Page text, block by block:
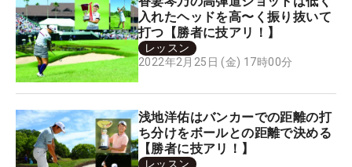
入れたヘッドを高〜く振り抜いて
打つ【勝者に技アリ！】
レッスン
2022年2月25日 (金) 17時00分
浅地洋佑はバンカーでの距離の打
ち分けをボールとの距離で決める
【勝者に技アリ！】
レッスン